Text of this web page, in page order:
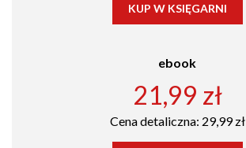
KUP W KSIĘGARNI
ebook
21,99 zł
Cena detaliczna: 29,99 zł